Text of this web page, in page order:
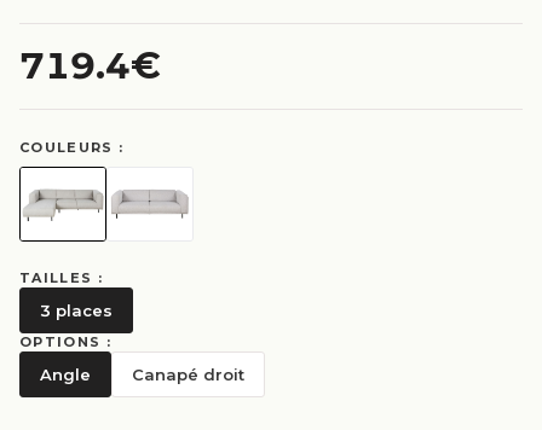
719.4€
COULEURS :
TAILLES :
3 places
OPTIONS :
Angle Canapé droit